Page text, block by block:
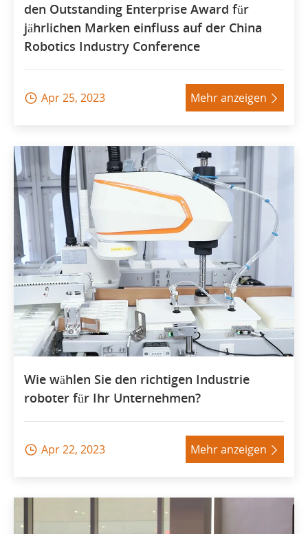
den Outstanding Enterprise Award für
jährlichen Marken einfluss auf der China
Robotics Industry Conference
 Apr 25, 2023 Mehr anzeigen 
Wie wählen Sie den richtigen Industrie
roboter für Ihr Unternehmen?
 Apr 22, 2023 Mehr anzeigen 